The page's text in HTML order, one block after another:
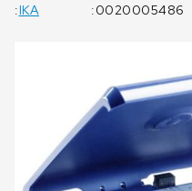
:IKA
:0020005486